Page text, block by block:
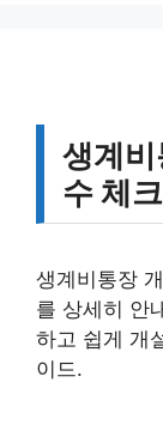
생계비
수 체
생계비통장
를 상세히 안
하고 쉽게 개
이드.